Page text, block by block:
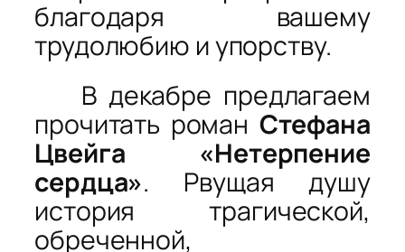
благодаря вашему
трудолюбию и упорству.
В декабре предлагаем
прочитать роман Стефана
Цвейга «Нетерпение
сердца». Рвущая душу
история трагической,
обреченной,